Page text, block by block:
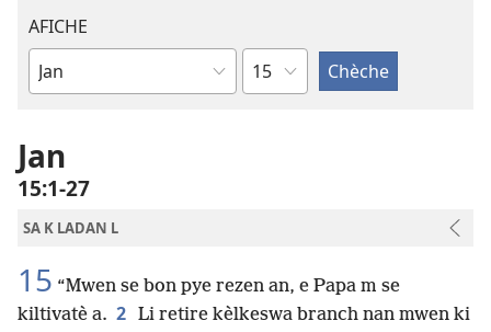
AFICHE
Liv
chapit
Jan
15​:​1-27
SA K LADAN L
15 “Mwen se bon pye rezen an, e Papa m se
kiltivatè a. 2 Li retire kèlkeswa branch nan mwen ki